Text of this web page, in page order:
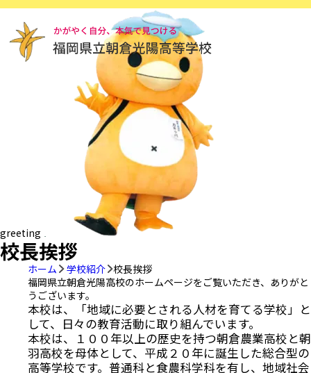
greeting
校長挨拶
ホーム 学校紹介 校長挨拶
福岡県立朝倉光陽高校のホームページをご覧いただき、ありがと
うございます。
本校は、「地域に必要とされる人材を育てる学校」と
して、日々の教育活動に取り組んでいます。
本校は、１００年以上の歴史を持つ朝倉農業高校と朝
羽高校を母体として、平成２０年に誕生した総合型の
高等学校です。普通科と食農科学科を有し、地域社会